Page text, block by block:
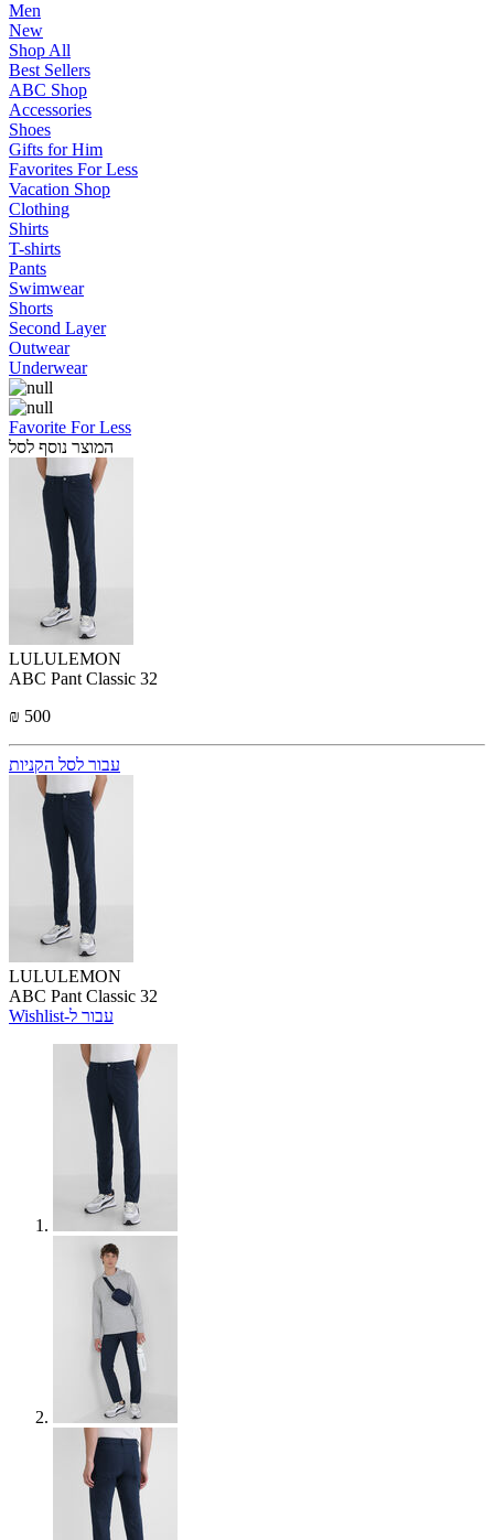
Men
New
Shop All
Best Sellers
ABC Shop
Accessories
Shoes
Gifts for Him
Favorites For Less
Vacation Shop
Clothing
Shirts
T-shirts
Pants
Swimwear
Shorts
Second Layer
Outwear
Underwear
Favorite For Less
המוצר נוסף לסל
LULULEMON
ABC Pant Classic 32
₪ 500
עבור לסל הקניות
LULULEMON
ABC Pant Classic 32
Wishlist-עבור ל